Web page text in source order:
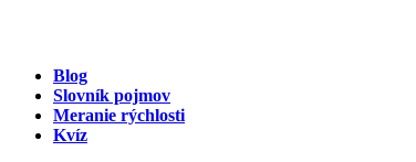
Blog
Slovník pojmov
Meranie rýchlosti
Kvíz